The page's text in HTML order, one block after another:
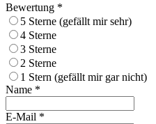
Bewertung *
5 Sterne (gefällt mir sehr)
4 Sterne
3 Sterne
2 Sterne
1 Stern (gefällt mir gar nicht)
Name *
E-Mail *